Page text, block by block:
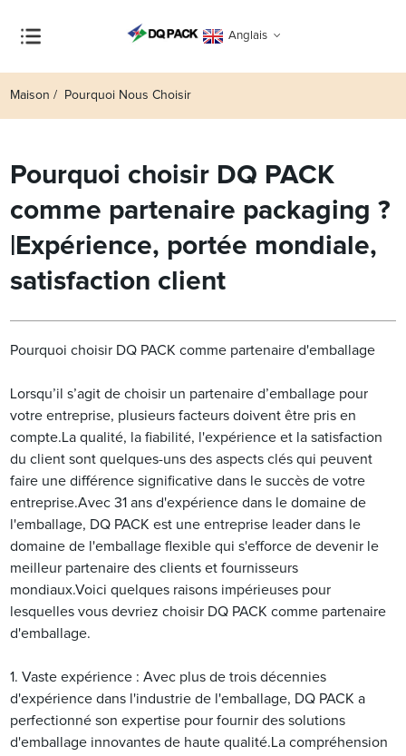
Anglais
Maison Pourquoi Nous Choisir
Pourquoi choisir DQ PACK
comme partenaire packaging ?
|Expérience, portée mondiale,
satisfaction client
Pourquoi choisir DQ PACK comme partenaire d'emballage
Lorsqu’il s’agit de choisir un partenaire d’emballage pour
votre entreprise, plusieurs facteurs doivent être pris en
compte.La qualité, la fiabilité, l'expérience et la satisfaction
du client sont quelques-uns des aspects clés qui peuvent
faire une différence significative dans le succès de votre
entreprise.Avec 31 ans d'expérience dans le domaine de
l'emballage, DQ PACK est une entreprise leader dans le
domaine de l'emballage flexible qui s'efforce de devenir le
meilleur partenaire des clients et fournisseurs
mondiaux.Voici quelques raisons impérieuses pour
lesquelles vous devriez choisir DQ PACK comme partenaire
d'emballage.
1. Vaste expérience : Avec plus de trois décennies
d'expérience dans l'industrie de l'emballage, DQ PACK a
perfectionné son expertise pour fournir des solutions
d'emballage innovantes de haute qualité.La compréhension